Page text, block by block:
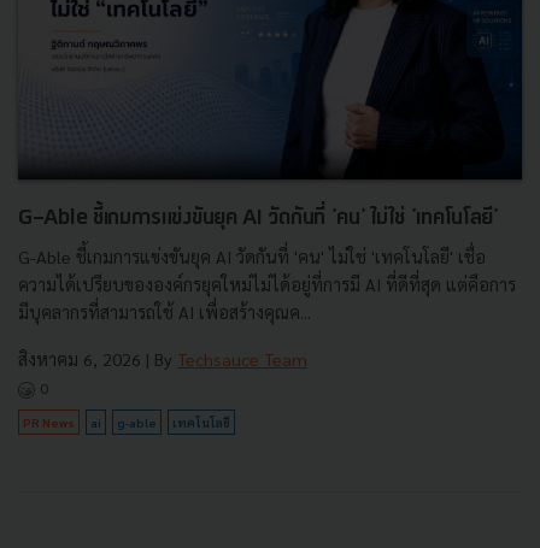
G-Able ชี้เกมการแข่งขันยุค AI วัดกันที่ 'คน' ไม่ใช่ 'เทคโนโลยี'
G-Able ชี้เกมการแข่งขันยุค AI วัดกันที่ 'คน' ไม่ใช่ 'เทคโนโลยี' เชื่อ
ความได้เปรียบขององค์กรยุคใหม่ไม่ได้อยู่ที่การมี AI ที่ดีที่สุด แต่คือการ
มีบุคลากรที่สามารถใช้ AI เพื่อสร้างคุณค...
สิงหาคม 6, 2026 | By Techsauce Team
0
PR News ai g-able เทคโนโลยี